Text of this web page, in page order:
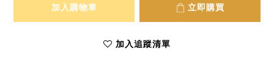
加入購物車 立即購買
加入追蹤清單